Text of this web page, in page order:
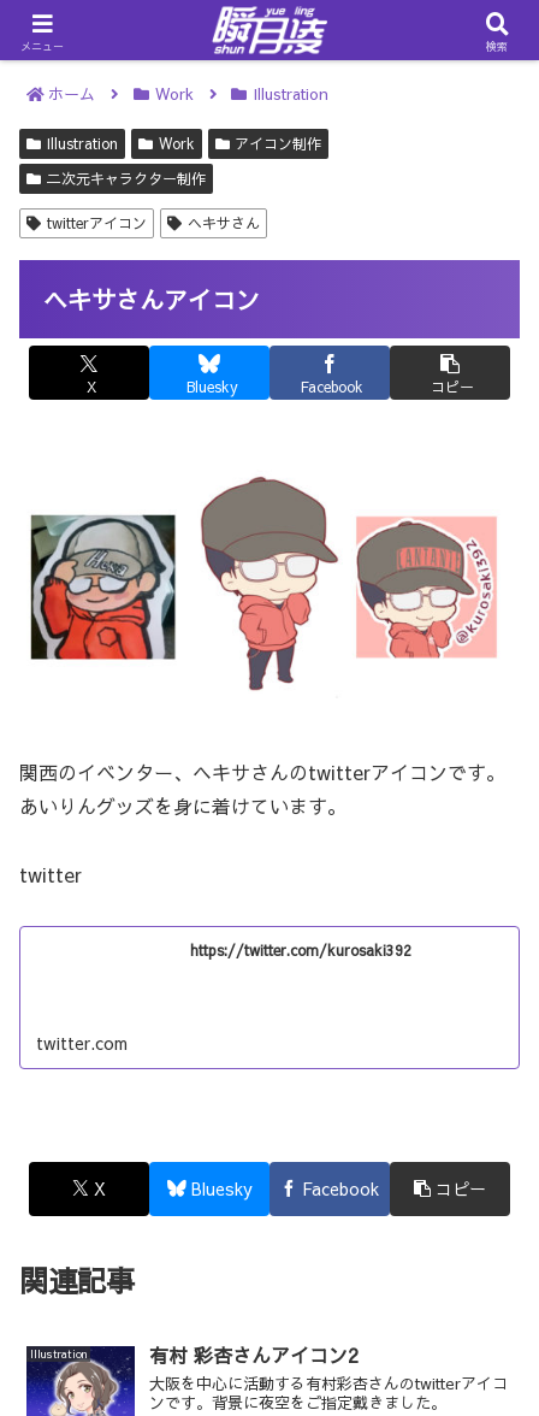
ホーム Work Illustration
Illustration Work
アイコン制作
二次元キャラクター制作
twitterアイコン ヘキサさん
ヘキサさんアイコン
X Bluesky Facebook コピー
関西のイベンター、ヘキサさんのtwitterアイコンです。
あいりんグッズを身に着けています。
twitter
https://twitter.com/kurosaki392
twitter.com
X Bluesky Facebook コピー
関連記事
Illustration 有村 彩杏さんアイコン2
大阪を中心に活動する有村彩杏さんのtwitterアイコ
ンです。背景に夜空をご指定戴きました。
メニュー 検索